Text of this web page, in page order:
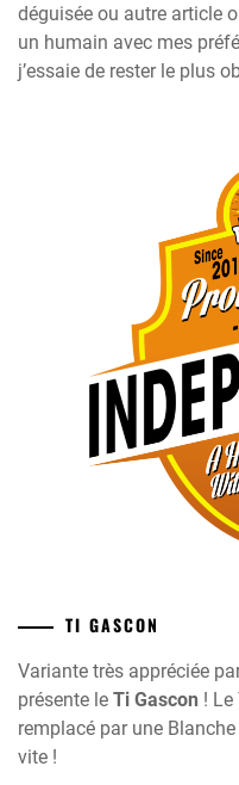
déguisée ou autre article
un humain avec mes
j’essaie de rester le plus
TI GASCON
Variante très appréciée
présente le Ti Gascon !
remplacé par une
vite !